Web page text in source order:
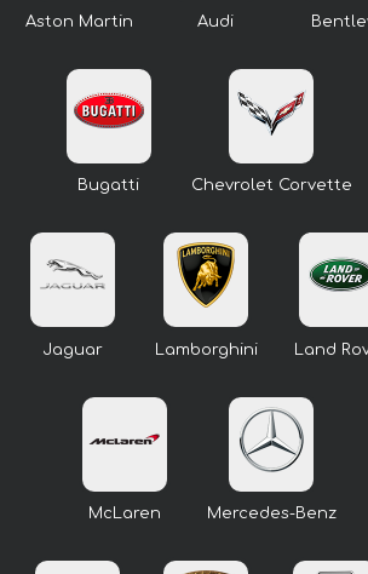
Aston Martin Audi
Bugatti Chevrolet Corvette
Jaguar Lamborghini Land
McLaren Mercedes-Benz